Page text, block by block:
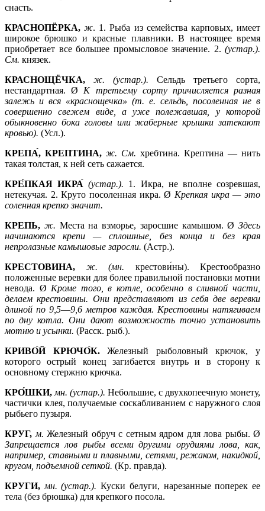
снасть.
КРАСНОПЁРКА,ж. 1. Рыба из семейства карповых, имеет
широкое брюшко и красные плавники. В настоящее время
приобретает все большее промысловое значение. 2. (устар.).
См. князек.
КРАСНОЩЁЧКА, ж. (устар.). Сельдь третьего сорта,
нестандартная. Ø К третьему сорту причисляется разная
залежь и вся «краснощечка» (т. е. сельдь, посоленная не в
совершенно свежем виде, а уже полежавшая, у которой
обыкновенно бока головы или жаберные крышки затекают
кровью). (Усл.).
КРЕПА́, КРЕПТИНА, ж. См. хребтина. Крептина — нить
такая толстая, к ней сеть сажается.
КРЕ́ПКАЯ ИКРА́(устар.). 1. Икра, не вполне созревшая,
нетекучая. 2. Круто посоленная икра. Ø Крепкая икра — это
соленная крепко значит.
КРЕПЬ, ж. Места на взморье, заросшие камышом. Ø Здесь
начинаются крепи —
сплошные, без конца и без края
непролазные камышовые заросли. (Астр.).
КРЕСТОВИНА, ж. (мн. крестови́ны). Крестообразно
положенные веревки для более правильной постановки мотни
невода. Ø Кроме того, в котле, особенно в сливной части,
делаем крестовины. Они представляют из себя две веревки
длиной по 9,5—9,6 метров каждая. Крестовины натягиваем
по дну котла. Они дают возможность точно установить
мотню и усынки. (Расск. рыб.).
КРИВО́Й КРЮЧО́К.Железный рыболовный крючок, у
которого острый конец загибается внутрь и в сторону к
основному стержню крючка.
КРО́ШКИ, мн. (устар.). Небольшие, с двухкопеечную монету,
частички клея, получаемые соскабливанием с наружного слоя
рыбьего пузыря.
КРУГ, м. Железный обруч с сетным ядром для лова рыбы. Ø
Запрещается лов рыбы всеми другими орудиями лова, как,
например, ставными и плавными, сетями, режаком, накидкой,
кругом, подъемной сеткой. (Кр. правда).
КРУГИ, мн. (устар.).Куски белуги, нарезанные поперек ее
тела (без брюшка) для крепкого посола.